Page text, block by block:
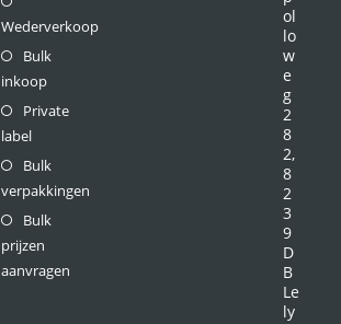
Wederverkoop
Bulk
inkoop
Private
label
Bulk
verpakkingen
Bulk
prijzen
aanvragen
ol
lo
w
e
g
2
8
2,
8
2
3
9
D
B
Le
ly